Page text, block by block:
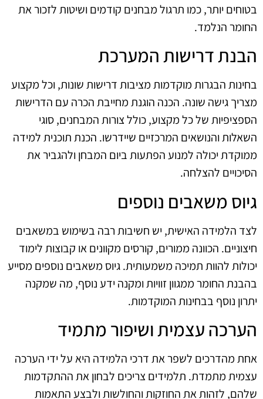
בטוחים יותר, כמו תרגול מבחנים קודמים ושיטות לזכור את
החומר הנלמד.
הבנת דרישות המערכת
בחינות הבגרות מוקדמות מציבות דרישות שונות, וכל מקצוע
מצריך גישה שונה. הכנה הוגנת מחייבת הכרה עם הדרישות
הספציפיות של כל מקצוע, כולל צורות המבחנים, סוגי
השאלות והנושאים המרכזיים שיידרשו. הכנת תוכנית למידה
ממוקדת יכולה למנוע הפתעות ביום המבחן ולהגביר את
הסיכויים להצלחה.
גיוס משאבים נוספים
לצד הלמידה האישית, יש חשיבות רבה בשימוש במשאבים
חיצוניים. הכוונה ממורים, קורסים מקוונים או קבוצות לימוד
יכולות להוות תמיכה משמעותית. גיוס משאבים נוספים מסייע
בהבנת החומר ממגוון זוויות ומקנה ידע נוסף, מה שמקנה
יתרון נוסף בבחינות המוקדמות.
הערכה עצמית ושיפור מתמיד
אחת מהדרכים לשפר את דרכי הלמידה היא על ידי הערכה
עצמית מתמדת. תלמידים צריכים לבחון את ההתקדמות
שלהם, לזהות את החוזקות והחולשות ולבצע התאמות